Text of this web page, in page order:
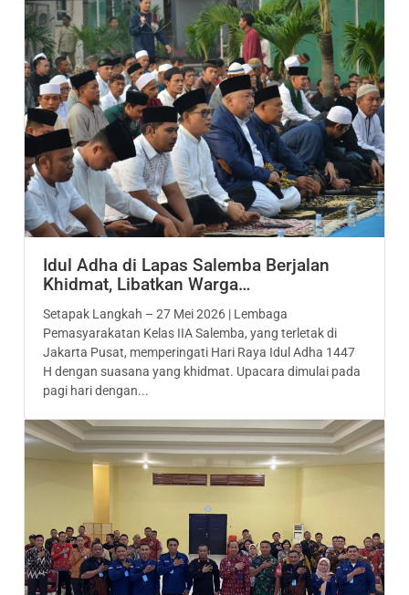
Idul Adha di Lapas Salemba Berjalan
Khidmat, Libatkan Warga…
Setapak Langkah – 27 Mei 2026 | Lembaga
Pemasyarakatan Kelas IIA Salemba, yang terletak di
Jakarta Pusat, memperingati Hari Raya Idul Adha 1447
H dengan suasana yang khidmat. Upacara dimulai pada
pagi hari dengan...